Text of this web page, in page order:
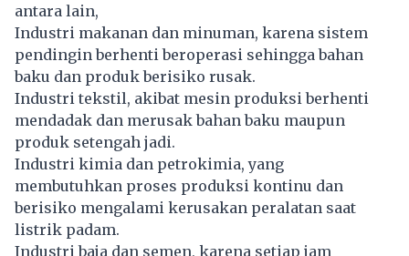
antara lain,
Industri makanan dan minuman, karena sistem
pendingin berhenti beroperasi sehingga bahan
baku dan produk berisiko rusak.
Industri tekstil, akibat mesin produksi berhenti
mendadak dan merusak bahan baku maupun
produk setengah jadi.
Industri kimia dan petrokimia, yang
membutuhkan proses produksi kontinu dan
berisiko mengalami kerusakan peralatan saat
listrik padam.
Industri baja dan semen, karena setiap jam